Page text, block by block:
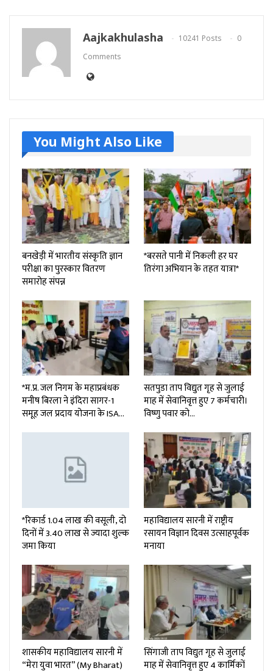
Aajkakhulasha 10241 Posts
0
Comments
You Might Also Like
बनखेड़ी में भारतीय संस्कृति ज्ञान
परीक्षा का पुरस्कार वितरण
समारोह संपन्न
*बरसते पानी में निकली हर घर
तिरंगा अभियान के तहत यात्रा*
*म.प्र. जल निगम के महाप्रबंधक
मनीष बिरला ने इंदिरा सागर-1
समूह जल प्रदाय योजना के ISA…
सतपुडा ताप विद्युत गृह से जुलाई
माह में सेवानिवृत्त हुए 7 कर्मचारी।
विष्णु पवार को…
*रिकार्ड 1.04 लाख की वसूली, दो
दिनों में 3.40 लाख से ज्यादा शुल्क
जमा किया
महाविद्यालय सारनी में राष्ट्रीय
रसायन विज्ञान दिवस उत्साहपूर्वक
मनाया
शासकीय महाविद्यालय सारनी में
“मेरा युवा भारत” (My Bharat)
सिंगाजी ताप विद्युत गृह से जुलाई
माह में सेवानिवृत्त हुए 4 कार्मिकों